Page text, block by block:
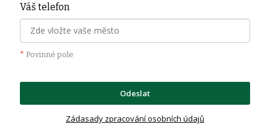
Váš telefon
* Povinné pole
Odeslat
Zádasady zpracování osobních údajů